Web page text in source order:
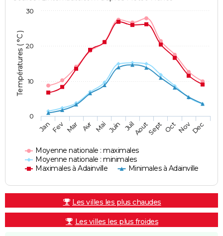
Températures ( °C )
Moyenne nationale : maximales
Moyenne nationale : minimales
Maximales à Adainville
Minimales à Adainville
JanFev Mar Avr Mai Juin JuilAoutSept OctNovDec
0
10
20
30
Les villes les plus chaudes
Les villes les plus froides